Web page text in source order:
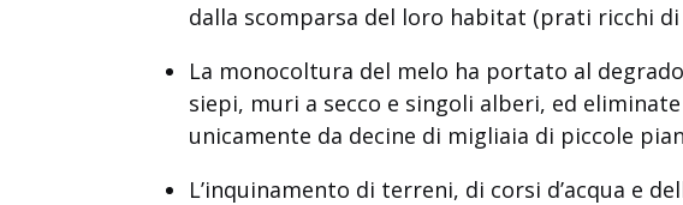
dalla scomparsa del loro habitat (prati ricchi
La monocoltura del melo ha portato al
siepi, muri a secco e singoli alberi, ed
unicamente da decine di migliaia di piccole
L’inquinamento di terreni, di corsi d’acqua e